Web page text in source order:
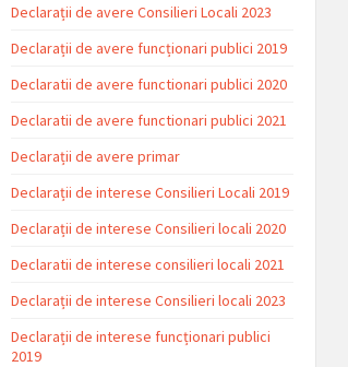
Declarații de avere Consilieri Locali 2023
Declarații de avere funcționari publici 2019
Declaratii de avere functionari publici 2020
Declaratii de avere functionari publici 2021
Declarații de avere primar
Declarații de interese Consilieri Locali 2019
Declarații de interese Consilieri locali 2020
Declaratii de interese consilieri locali 2021
Declarații de interese Consilieri locali 2023
Declarații de interese funcționari publici
2019